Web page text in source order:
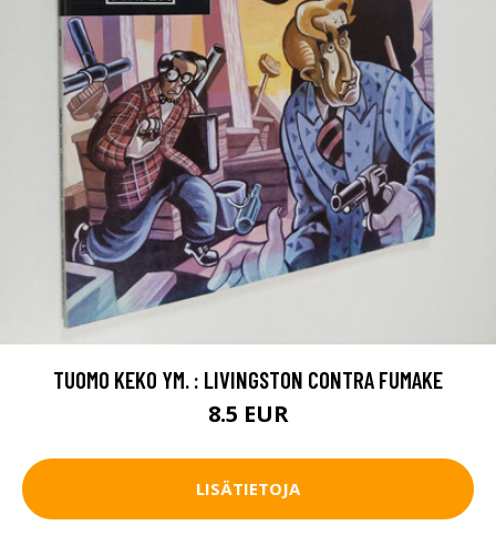
TUOMO KEKO YM. : LIVINGSTON CONTRA FUMAKE
8.5 EUR
LISÄTIETOJA